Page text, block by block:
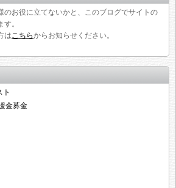
のお役に立てないかと、このブログでサイトの
。
は こちらからお知らせください。
ト
金募金